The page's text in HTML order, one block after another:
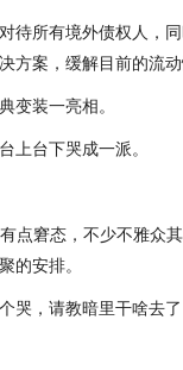
待所有境外债权人，
方案，缓解目前的流动
变装一亮相。
上台下哭成一派。
点窘态，不少不雅众
的安排。
哭，请教暗里干啥去了